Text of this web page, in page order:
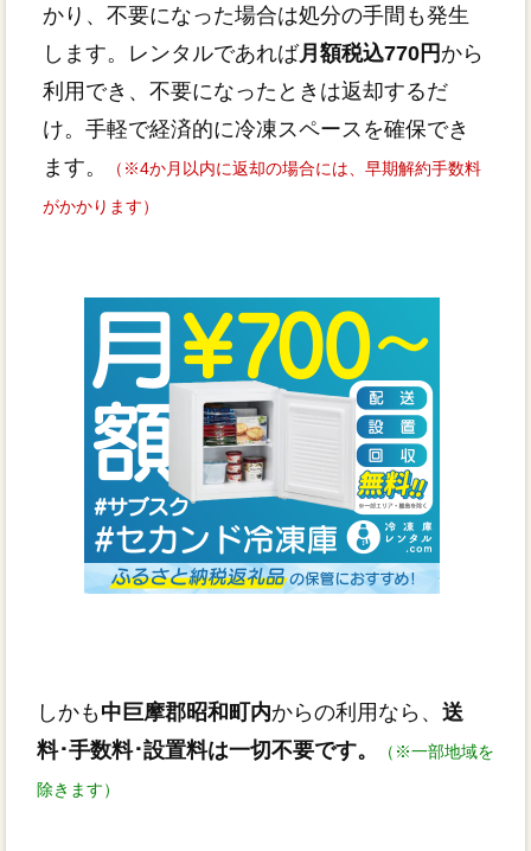
かり、不要になった場合は処分の手間も発生
します。レンタルであれば月額税込770円から
利用でき、不要になったときは返却するだ
け。手軽で経済的に冷凍スペースを確保でき
ます。
（※4か月以内に返却の場合には、早期解約手数料
がかかります）
しかも 中巨摩郡昭和町内からの利用なら、 送
料･手数料･設置料は一切不要です。
（※一部地域を
除きます）